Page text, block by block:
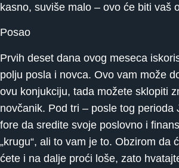
kasno, suviše malo – ovo će biti vaš
Posao
Prvih deset dana ovog meseca
polju posla i novca. Ovo vam može
ovu konjukciju, tada možete sklopiti
novčanik. Pod tri – posle tog
fore da sredite svoje poslovno i
„krugu“, ali to vam je to. Obzirom
ćete i na dalje proći loše, zato